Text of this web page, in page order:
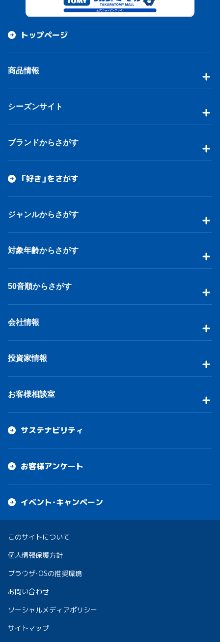
トップページ
商品情報
シーズンサイト
ブランドからさがす
「好き」をさがす
ジャンルからさがす
対象年齢からさがす
50音順からさがす
会社情報
投資家情報
お客様相談室
サステナビリティ
お客様アンケート
イベント・キャンペーン
このサイトについて
個人情報保護方針
ブラウザ・OSの推奨環境
お問い合わせ
ソーシャルメディアポリシー
サイトマップ